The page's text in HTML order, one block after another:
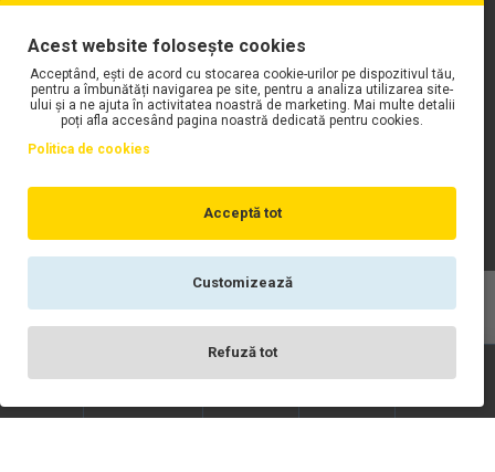
Copyright © WORK Motors
Acest website folosește cookies
Acceptând, ești de acord cu stocarea cookie-urilor pe dispozitivul tău,
pentru a îmbunătăți navigarea pe site, pentru a analiza utilizarea site-
ului și a ne ajuta în activitatea noastră de marketing. Mai multe detalii
poți afla accesând pagina noastră dedicată pentru cookies.
Politica de cookies
Acceptă tot
Customizează
Refuză tot